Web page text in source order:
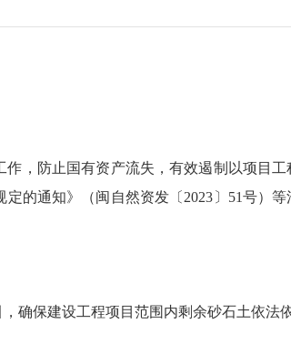
防止国有资产流失，有效遏制以项目工
的通知》（闽自然资发〔2023〕51号）
保建设工程项目范围内剩余砂石土依法依